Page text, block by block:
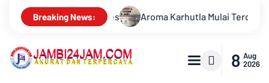
Breaking News:
Mulai Tercium di Kota Jambi, Warga Diminta Waspada Hadapi
8 Aug
2026